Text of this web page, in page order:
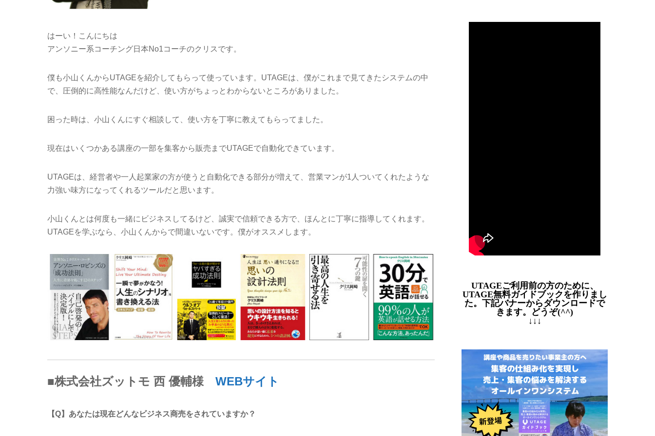
はーい！こんにちは
アンソニー系コーチング日本No1コーチのクリスです。
僕も小山くんからUTAGEを紹介してもらって使っています。UTAGEは、僕がこれまで見てきたシステムの中
で、圧倒的に高性能なんだけど、使い方がちょっとわからないところがありました。
困った時は、小山くんにすぐ相談して、使い方を丁寧に教えてもらってました。
現在はいくつかある講座の一部を集客から販売までUTAGEで自動化できています。
UTAGEは、経営者や一人起業家の方が使うと自動化できる部分が増えて、営業マンが1人ついてくれたような
力強い味方になってくれるツールだと思います。
小山くんとは何度も一緒にビジネスしてるけど、誠実で信頼できる方で、ほんとに丁寧に指導してくれます。
UTAGEを学ぶなら、小山くんからで間違いないです。僕がオススメします。
■株式会社ズットモ 西 優輔様 WEBサイト
【Q】あなたは現在どんなビジネス商売をされていますか？
UTAGEご利用前の方のために、
UTAGE無料ガイドブックを作りまし
た。下記バナーからダウンロードで
きます。どうぞ(^^)
↓↓↓